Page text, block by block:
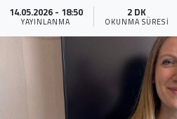
14.05.2026 - 18:50
YAYINLANMA
2 DK
OKUNMA SÜRESI
Teknoloji
Yaşam
Sağlık